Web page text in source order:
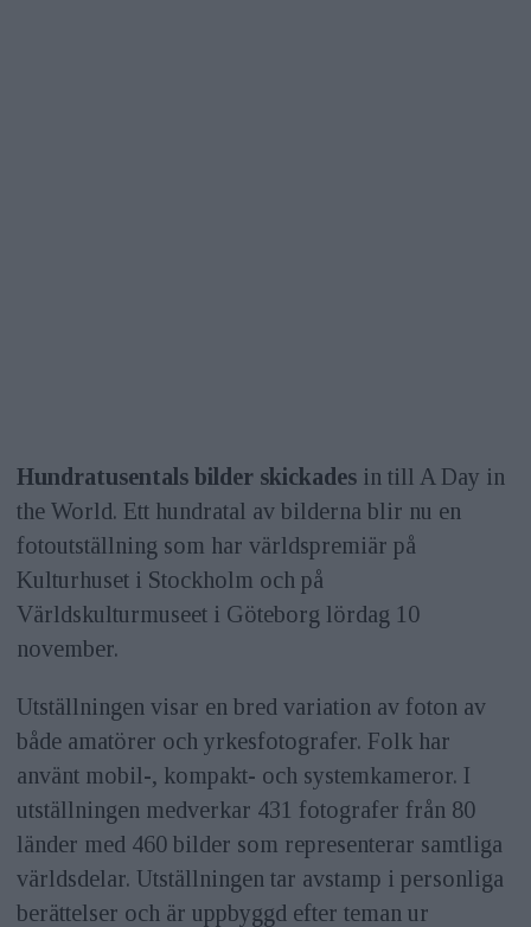
Hundratusentals bilder skickadesin till A Day in
the World. Ett hundratal av bilderna blir nu en
fotoutställning som har världspremiär på
Kulturhuset i Stockholm och på
Världskulturmuseet i Göteborg lördag 10
november.
Utställningen visar en bred variation av foton av
både amatörer och yrkesfotografer. Folk har
använt mobil-, kompakt- och systemkameror. I
utställningen medverkar 431 fotografer från 80
länder med 460 bilder som representerar samtliga
världsdelar. Utställningen tar avstamp i personliga
berättelser och är uppbyggd efter teman ur